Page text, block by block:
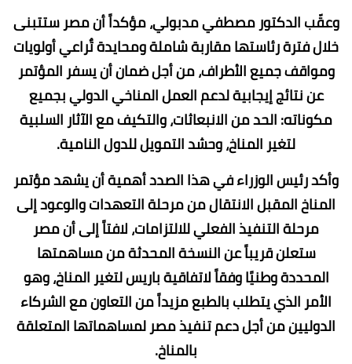
وعقّب الدكتور مصطفي مدبولي، مؤكداً أن مصر ستتبنى
خلال فترة رئاستها مقاربة شاملة ومحايدة تٌراعي أولويات
ومواقف جميع الأطراف، من أجل ضمان أن يسفر المؤتمر
عن نتائج إيجابية لدعم العمل المناخي الدولي بجميع
مكوناته: الحد من الانبعاثات، والتكيف مع الآثار السلبية
لتغير المناخ، وحشد التمويل للدول النامية.
وأكد رئيس الوزراء في هذا الصدد أهمية أن يشهد مؤتمر
المناخ المقبل الانتقال من مرحلة التعهدات والوعود إلى
مرحلة التنفيذ الفعلي للالتزامات، لافتاً إلى أن مصر
ستعلن قريباً عن النسخة المحدثة من مساهمتها
المحددة وطنيًا وفقاً لاتفاقية باريس لتغير المناخ، وهو
الأمر الذي يتطلب بالطبع مزيداً من التعاون مع الشركاء
الدوليين من أجل دعم تنفيذ مصر لمساهماتها المتعلقة
بالمناخ.